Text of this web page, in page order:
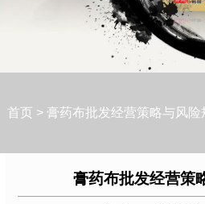
首页 > 膏药布批发经营策略与风险
膏药布批发经营策